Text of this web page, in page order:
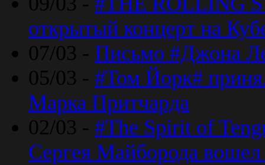
открытый концерт на
07/03 - Письмо #Джона
05/03 - #Том Йорк#
Марка Притчарда
02/03 - #The Spirit of
Сергея Майборода